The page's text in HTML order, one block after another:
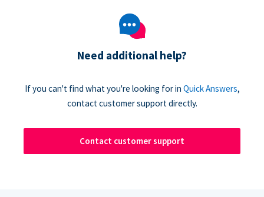
Need additional help?
If you can't find what you're looking for in Quick Answers,
contact customer support directly.
Contact customer support